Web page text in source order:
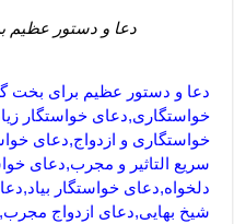
دعا و دستور عظیم
دعا و دستور عظیم برای بخت
خواستگاری,دعای خواستگار
خواستگاری و ازدواج,دعای
سریع التاثیر و مجرب,دعای
دلخواه,دعای خواستگار
شیخ بهایی,دعای ازدواج